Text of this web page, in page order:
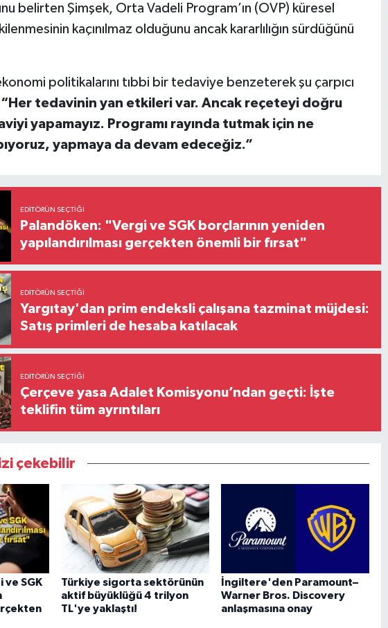
belirten Şimşek, Orta Vadeli Program’ın (OVP) küresel
kaçınılmaz olduğunu ancak kararlılığın sürdüğünü
politikalarını tıbbi bir tedaviye benzeterek şu çarpıcı
“Her tedavinin yan etkileri var. Ancak reçeteyi doğru
yapamayız. Programı rayında tutmak için ne
yapmaya da devam edeceğiz.”
EDITÖRÜN SEÇTIĞI
Palandöken: "Vergi ve SGK borçlarının yeniden
yapılandırılması gerçekten önemli bir fırsat"
EDITÖRÜN SEÇTIĞI
Yargıtay'dan prim endeksli çalışana tazminat müjdesi:
Satış primleri de hesaba katılacak
EDITÖRÜN SEÇTIĞI
Çerçeve yasa Adalet Komisyonu’ndan geçti: İşte
teklifin tüm ayrıntıları
çekebilir
ve SGK
Türkiye sigorta sektörünün
aktif büyüklüğü 4 trilyon
TL'ye yaklaştı!
İngiltere'den Paramount–
Warner Bros. Discovery
anlaşmasına onay